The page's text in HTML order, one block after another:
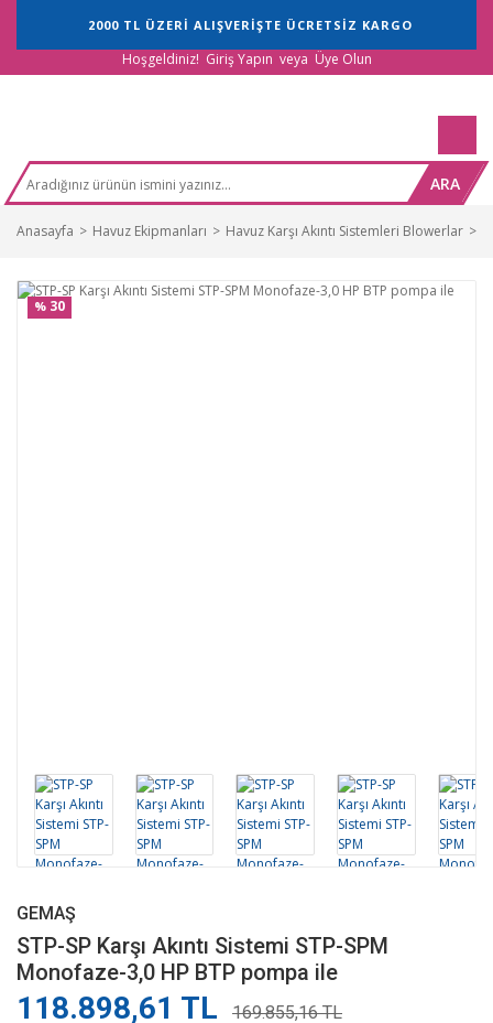
2000 TL ÜZERİ ALIŞVERİŞTE ÜCRETSİZ KARGO
Hoşgeldiniz! Giriş Yapın veya Üye Olun
ARA
Anasayfa Havuz Ekipmanları Havuz Karşı Akıntı Sistemleri Blowerlar
% 30
GEMAŞ
STP-SP Karşı Akıntı Sistemi STP-SPM
Monofaze-3,0 HP BTP pompa ile
118.898,61 TL 169.855,16 TL